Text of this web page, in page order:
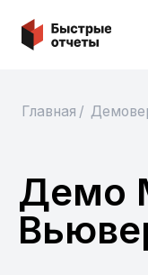
Быстрые отчеты
Главная /
Демо